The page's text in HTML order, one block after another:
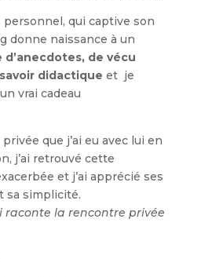
qui captive son
donne naissance à un
de vécu
didactique et je
vrai cadeau
que j’ai eu avec lui en
j’ai retrouvé cette
et j’ai apprécié ses
sa simplicité.
raconte la rencontre privée